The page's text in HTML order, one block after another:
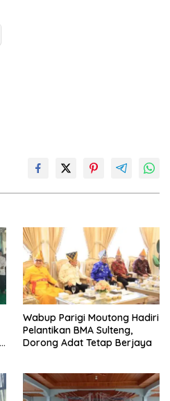
Wabup Parigi Moutong Hadiri
Pelantikan BMA Sulteng,
Dorong Adat Tetap Berjaya